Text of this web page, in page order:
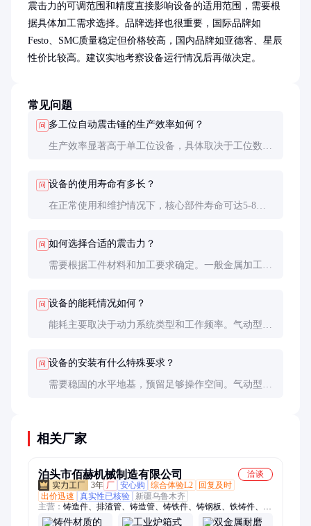
震击力的可调范围和精度直接影响设备的适用范围，需要根
据具体加工需求选择。品牌选择也很重要，国际品牌如
Festo、SMC质量稳定但价格较高，国内品牌如亚德客、星辰
性价比较高。建议实地考察设备运行情况后再做决定。
常见问题
问 多工位自动震击锤的生产效率如何？
生产效率显著高于单工位设备，具体取决于工位数量
问 设备的使用寿命有多长？
在正常使用和维护情况下，核心部件寿命可达5-8
问 如何选择合适的震击力？
需要根据工件材料和加工要求确定。一般金属加工需
佳参数。
问 设备的能耗情况如何？
能耗主要取决于动力系统类型和工作频率。气动型每
问 设备的安装有什么特殊要求？
需要稳固的水平地基，预留足够操作空间。气动型需
相关厂家
泊头市佰赫机械制造有限公司
洽谈
3年 厂 安心购 综合体验L2
回复及时
出价迅速
真实性已核验
新疆乌鲁木齐
主营： 铸造件、排渣管、铸造管、铸铁件、铸钢板、铁铸件、输
送辊、耐热舟、铸钢件、下底板、钢铸件、灰铁件、炉台板、还